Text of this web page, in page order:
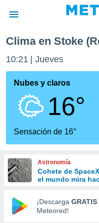
de
ha sido
calidad.
a este
las
y
forma
digital
basada
Clima en Stoke
10:21 Jueves
Nubes y claros
16°
Sensación de 16°
Astronomía
Cohete de
el mundo mira
¡Descarga GRATIS
Meteored!